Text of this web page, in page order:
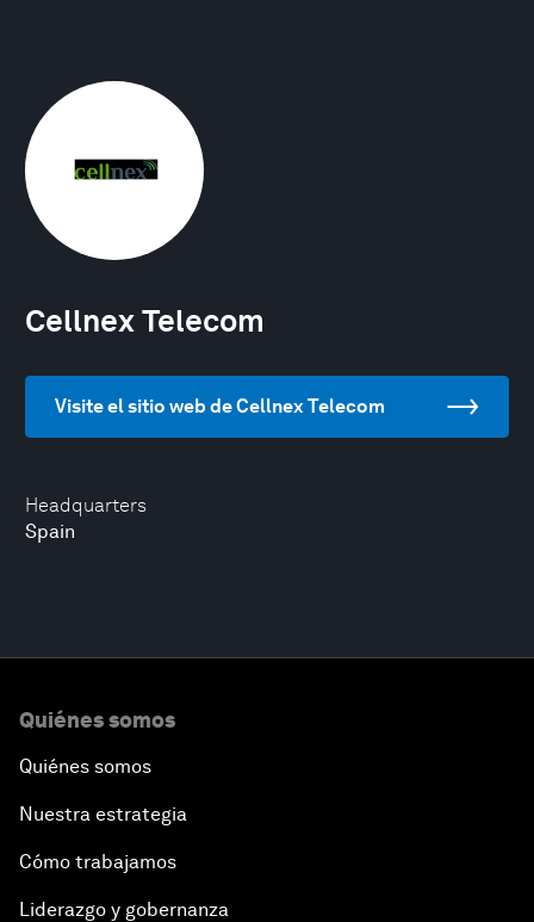
Headquarters
Spain
Cellnex Telecom
Visite el sitio web de Cellnex Telecom
Quiénes somos
Quiénes somos
Nuestra estrategia
Cómo trabajamos
Liderazgo y gobernanza